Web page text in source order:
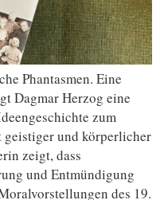
Phantasmen. Eine
Dagmar Herzog eine
zum
geistiger und körperlicher
zeigt, dass
und Entmündigung
des 19.